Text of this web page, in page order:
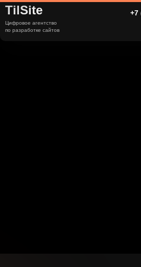
TilSite
Цифровое агентство
по разработке сайтов
+7